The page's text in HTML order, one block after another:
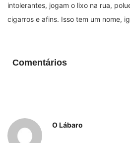
intolerantes, jogam o lixo na rua,
cigarros e afins. Isso tem um nome,
Comentários
O Lábaro